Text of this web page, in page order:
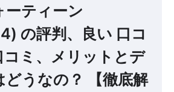
ーティーン
の評判、良い 口コ
コミ、メリットとデ
どうなの？ 【徹底解